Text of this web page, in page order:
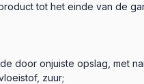
tot het einde van de
door onjuiste opslag, met
zuur;